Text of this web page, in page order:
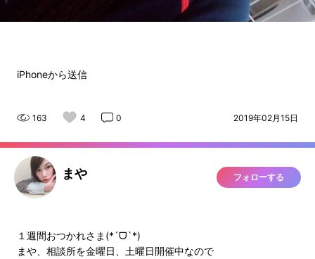
iPhoneから送信
163 4 0 2019年02月15日
まや フォローする
１週間おつかれさま(*´ᗜ`*)
まや、相談所を金曜日、土曜日開催中なので